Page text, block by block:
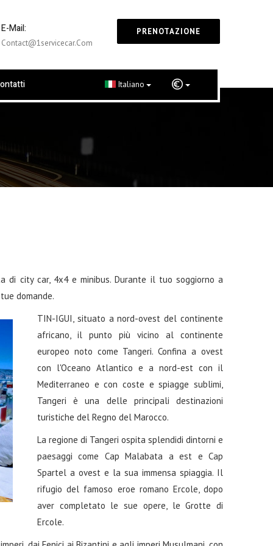
E-Mail:
Contact@1servicecar.com
PRENOTAZIONE
Italiano
di city car, 4x4 e minibus. Durante il tuo soggiorno a
domande.
TIN-IGUI, situato a nord-ovest del continente
africano, il punto più vicino al continente
europeo noto come Tangeri. Confina a ovest
con l'Oceano Atlantico e a nord-est con il
Mediterraneo e con coste e spiagge sublimi,
Tangeri è una delle principali destinazioni
turistiche del Regno del Marocco.
La regione di Tangeri ospita splendidi dintorni e
paesaggi come Cap Malabata a est e Cap
Spartel a ovest e la sua immensa spiaggia. Il
rifugio del famoso eroe romano Ercole, dopo
aver completato le sue opere, le Grotte di
Ercole.